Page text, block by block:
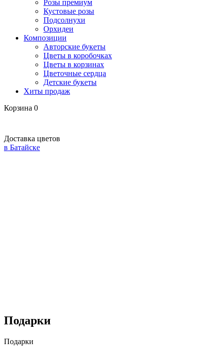
Розы премиум
Кустовые розы
Подсолнухи
Орхидеи
Композиции
Авторские букеты
Цветы в коробочках
Цветы в корзинах
Цветочные сердца
Детские букеты
Хиты продаж
Корзина 0
Доставка цветов
в Батайске
Подарки
Подарки